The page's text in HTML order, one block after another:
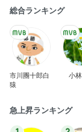
市川團十郎白
猿
急上昇ランキング
1
EBiDAN 39&Ki
DS
2